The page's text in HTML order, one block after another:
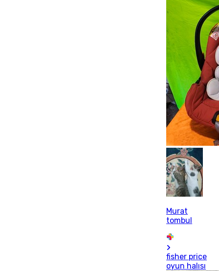
Murat
tombul
fisher price
oyun halısı